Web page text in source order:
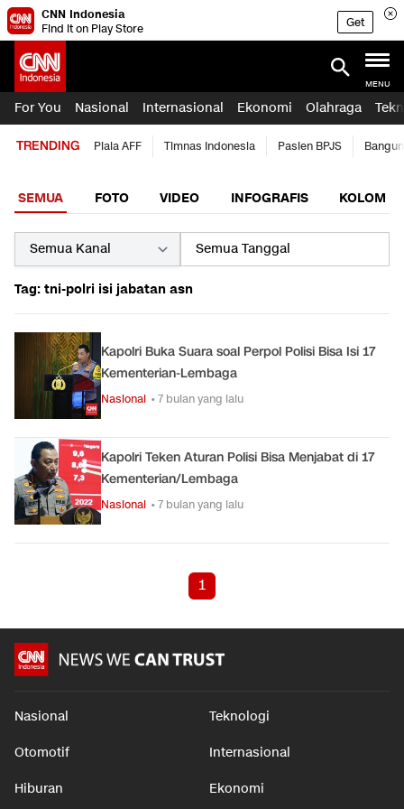
CNN Indonesia
Find it on Play Store
Get
MENU
For You Nasional Internasional Ekonomi Olahraga
TRENDING Piala AFF Timnas Indonesia Pasien BPJS
SEMUA FOTO VIDEO INFOGRAFIS KOLOM
Tag: tni-polri isi jabatan asn
Kapolri Buka Suara soal Perpol Polisi Bisa Isi 17
Kementerian-Lembaga
Nasional • 7 bulan yang lalu
Kapolri Teken Aturan Polisi Bisa Menjabat di 17
Kementerian/Lembaga
Nasional • 7 bulan yang lalu
1
Nasional Teknologi
Otomotif Internasional
Hiburan Ekonomi